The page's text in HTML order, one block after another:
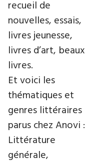
recueil de
nouvelles, essais,
livres jeunesse,
livres d’art, beaux
livres.
Et voici les
thématiques et
genres littéraires
parus chez Anovi :
Littérature
générale,